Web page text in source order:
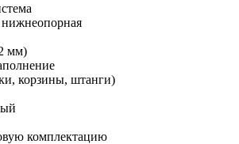
мм)
корзины, штанги)
комплектацию